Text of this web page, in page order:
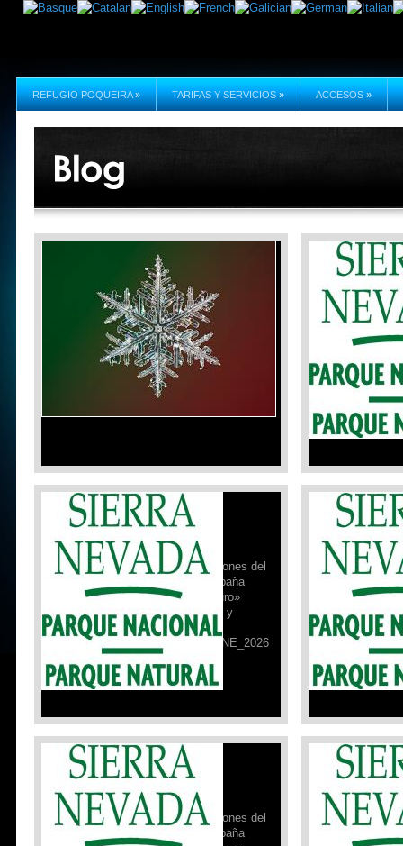
REFUGIO POQUEIRA » TARIFAS Y SERVICIOS » ACCESOS »
NOTA NIVOLÓGICA PARA SIERRA
Desde el Refugio Poqueira os
compartimos esta información elaborada
por Gran Alpina. NOTA NIVOLÓGICA
para el 3 de febrero de 2026
Condiciones
𝐀𝐕𝐈𝐒𝐎
condiciones
en Sierra
completa en
facebook
Leer Más »
Campaña de Seguridad PNSN:
29/01/2026
Desde el Refugio Poqueira,
actualizamos la ficha de condiciones del
29 de enero de 2026, de la campaña
«Sierra Nevada para vivirla seguro»
realizada por el Parque Nacional y
Natural de Sierra Nevada.
FICHA_DE_SEGURIDAD_29_ENE_2026
Leer Más »
Campaña de
22/01/2026
Desde el
actualizamos
22 de enero
«Sierra
realizada por
Natural de
Leer Más »
Campaña de Seguridad PNSN:
15/01/2026
Desde el Refugio Poqueira,
actualizamos la ficha de condiciones del
15 de enero de 2026, de la campaña
Campaña de
08/01/2026
Desde el
actualizamos
08 de enero